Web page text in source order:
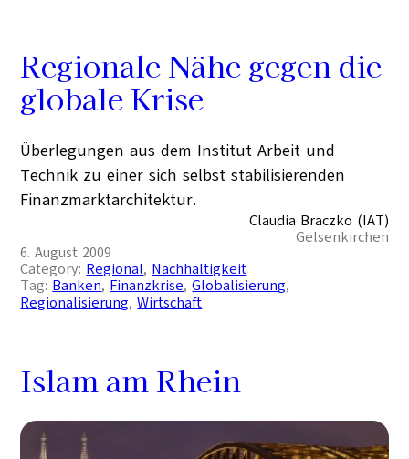
Regionale Nähe gegen die
globale Krise
Überlegungen aus dem Institut Arbeit und
Technik zu einer sich selbst stabilisierenden
Finanzmarktarchitektur.
Claudia Braczko (IAT)
Gelsenkirchen
6. August 2009
Category: Regional, Nachhaltigkeit
Tag: Banken, Finanzkrise, Globalisierung
Regionalisierung, Wirtschaft
Islam am Rhein